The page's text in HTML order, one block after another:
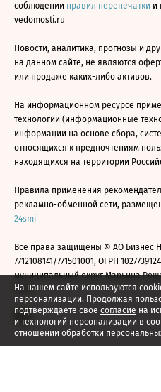
На нашем сайте используются
персонализации. Продолжая
подтверждаете свое согласие на
и технологий персонализации в
отношении обработки
соблюдении правил перепечатки и
vedomosti.ru
Новости, аналитика, прогнозы и
на данном сайте, не являются
или продаже каких-либо активов.
На информационном ресурсе
технологии (информационные
информации на основе сбора,
относящихся к предпочтениям
находящихся на территории
Правила применения
рекламно-обменной сети,
24smi
Все права защищены © АО Бизнес
7712108141/771501001, ОГРН
муниципальный округ Марьина
2026